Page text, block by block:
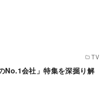
TV
No.1会社」特集を深掘り解